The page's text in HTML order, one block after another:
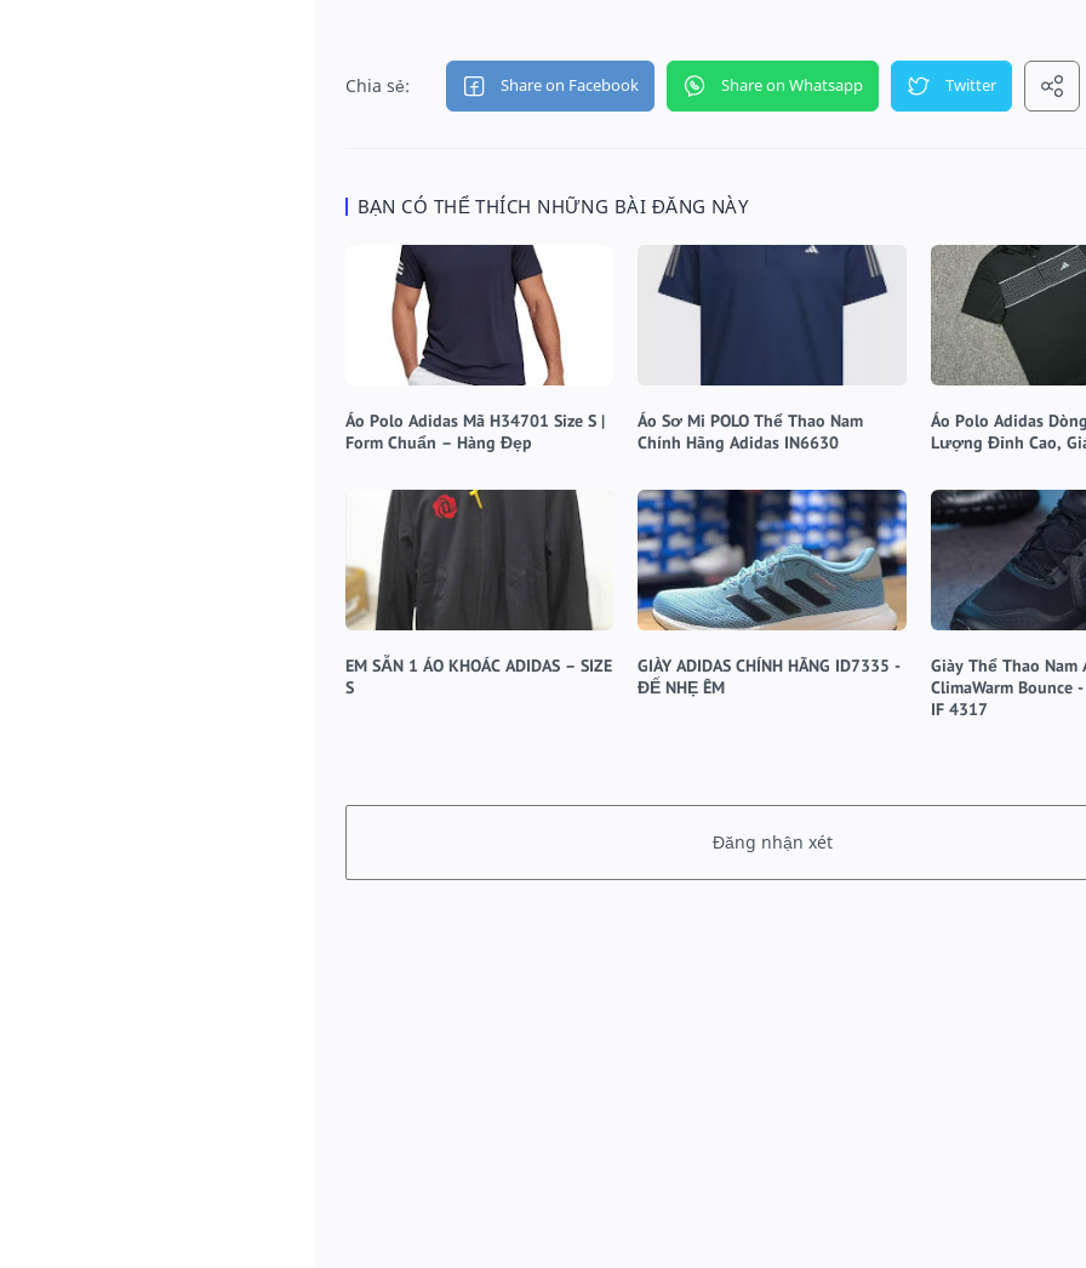
BẠN CÓ THỂ THÍCH NHỮNG BÀI ĐĂNG NÀY
Áo Polo Adidas Mã H34701 Size S |
Form Chuẩn – Hàng Đẹp
Áo Sơ Mi POLO Thể Thao Nam
Chính Hãng Adidas IN6630
Áo Polo Adidas
Lượng Đỉnh Cao,
EM SẴN 1 ÁO KHOÁC ADIDAS – SIZE
S
GIÀY ADIDAS CHÍNH HÃNG ID7335 -
ĐẾ NHẸ ÊM
Giày Thể Thao Nam
ClimaWarm Bounce
IF 4317